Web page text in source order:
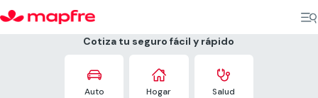
Cotiza tu seguro fácil y rápido

Auto

Hogar

Salud